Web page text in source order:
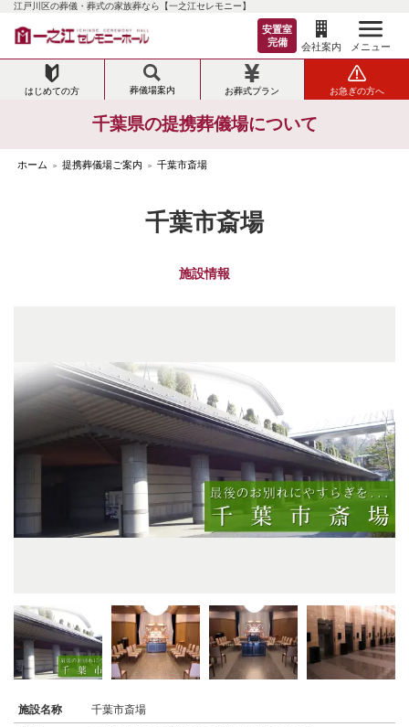
江戸川区の葬儀・葬式の家族葬なら【一之江セレモニー】
安置室
完備
会社案内 メニュー
はじめての方 葬儀場案内 お葬式プラン お急ぎの方へ
千葉県の提携葬儀場について
ホーム > 提携葬儀場ご案内 > 千葉市斎場
千葉市斎場
施設情報
施設名称
千葉市斎場